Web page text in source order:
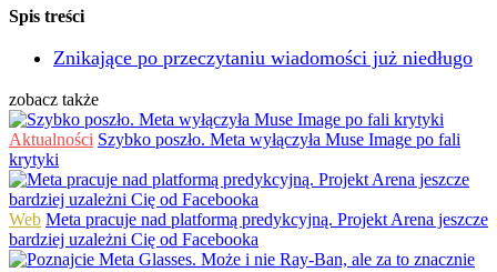
Spis treści
Znikające po przeczytaniu wiadomości już niedługo
zobacz także
Aktualności Szybko poszło. Meta wyłączyła Muse Image po fali
krytyki
Web Meta pracuje nad platformą predykcyjną. Projekt Arena jeszcze
bardziej uzależni Cię od Facebooka